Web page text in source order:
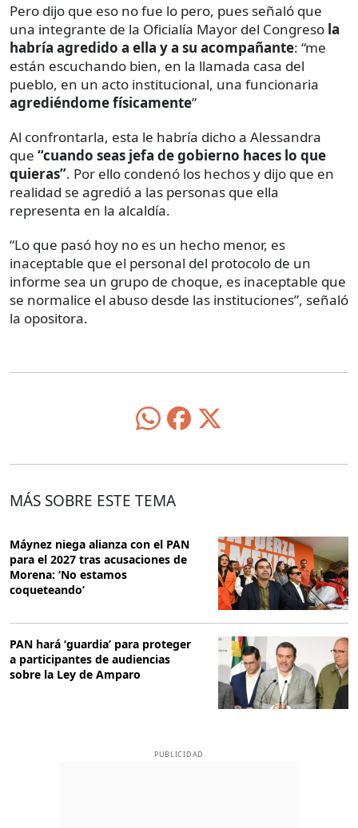
Pero dijo que eso no fue lo pero, pues señaló que
una integrante de la Oficialía Mayor del Congreso la
habría agredido a ella y a su acompañante: “me
están escuchando bien, en la llamada casa del
pueblo, en un acto institucional, una funcionaria
agrediéndome físicamente”
Al confrontarla, esta le habría dicho a Alessandra
que “cuando seas jefa de gobierno haces lo que
quieras”. Por ello condenó los hechos y dijo que en
realidad se agredió a las personas que ella
representa en la alcaldía.
“Lo que pasó hoy no es un hecho menor, es
inaceptable que el personal del protocolo de un
informe sea un grupo de choque, es inaceptable que
se normalice el abuso desde las instituciones”, señaló
la opositora.
MÁS SOBRE ESTE TEMA
Máynez niega alianza con el PAN
para el 2027 tras acusaciones de
Morena: ‘No estamos
coqueteando’
PAN hará ‘guardia’ para proteger
a participantes de audiencias
sobre la Ley de Amparo
PUBLICIDAD